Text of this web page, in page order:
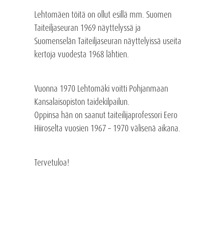
Lehtomäen töitä on ollut esillä mm. Suomen
Taiteiljaseuran 1969 näyttelyssä ja
Suomenselän Taiteiljaseuran näyttelyissä useita
kertoja vuodesta 1968 lähtien.
Vuonna 1970 Lehtomäki voitti Pohjanmaan
Kansalaisopiston taidekilpailun.
Oppinsa hän on saanut taiteilijaprofessori Eero
Hiiroselta vuosien 1967 – 1970 välisenä aikana.
Tervetuloa!